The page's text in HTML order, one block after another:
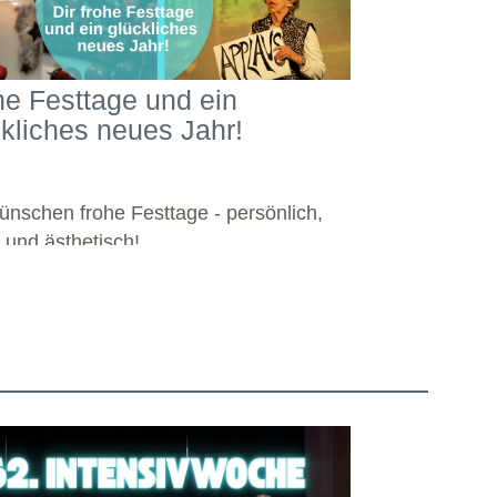
Festtage und ein
neues Jahr!
frohe Festtage - persönlich,
und ästhetisch!